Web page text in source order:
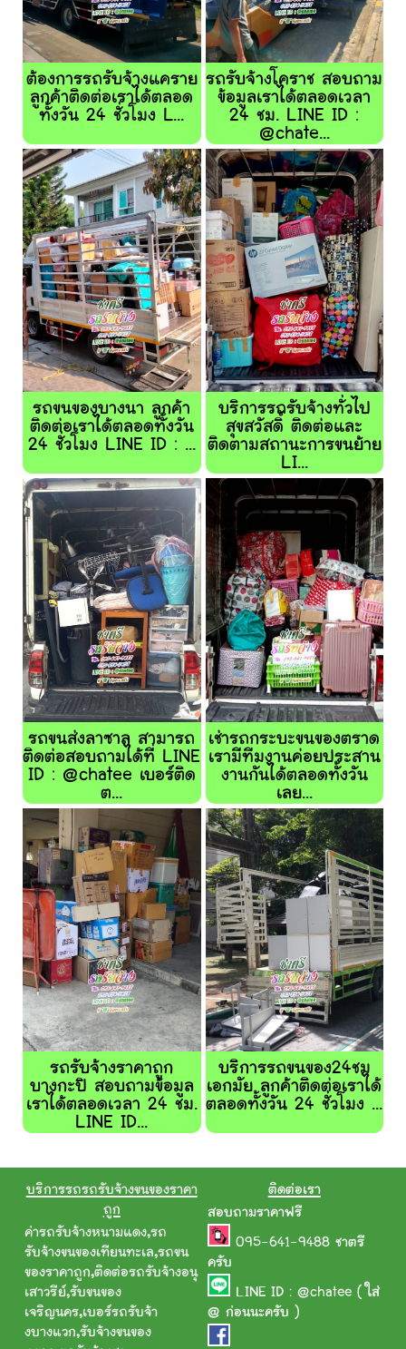
ต้องการรถรับจ้างแคราย
ลูกค้าติดต่อเราได้ตลอด
ทั้งวัน 24 ชั่วโมง L...
รถรับจ้างโคราช สอบถาม
ข้อมูลเราได้ตลอดเวลา
24 ชม. LINE ID :
@chate...
รถขนของบางนา ลูกค้า
ติดต่อเราได้ตลอดทั้งวัน
24 ชั่วโมง LINE ID : ...
บริการรถรับจ้างทั่วไป
สุขสวัสดิ์ ติดต่อและ
ติดตามสถานะการขนย้าย
LI...
รถขนส่งลาซาล สามารถ
ติดต่อสอบถามได้ที่ LINE
ID : @chatee เบอร์ติด
ต...
เช่ารถกระบะขนของตราด
เรามีทีมงานค่อยประสาน
งานกันได้ตลอดทั้งวัน
เลย...
รถรับจ้างราคาถูก
บางกะปิ สอบถามข้อมูล
เราได้ตลอดเวลา 24 ชม.
LINE ID...
บริการรถขนของ24ชม
เอกมัย ลูกค้าติดต่อเราได้
ตลอดทั้งวัน 24 ชั่วโมง ...
บริการรถรถรับจ้างขนของราคา
ถูก
ค่ารถรับจ้างหนามแดง,รถ
รับจ้างขนของเทียนทะเล,รถขน
ของราคาถูก,ติดต่อรถรับจ้างอนุ
เสาวรีย์,รับขนของ
เจริญนคร,เบอร์รถรับจ้า
งบางแวก,รับจ้างขนของ
ติดต่อเรา
สอบถามราคาฟรี
095-641-9488 ชาตรี
ครับ
LINE ID : @chatee ( ใส่
@ ก่อนนะครับ )